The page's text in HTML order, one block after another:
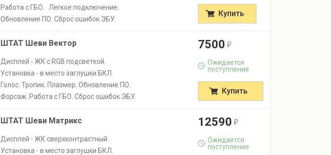
Работа с ГБО. Легкое подключение.
Обновление ПО. Сброс ошибок ЭБУ.
Купить
ШТАТ Шеви Вектор
Дисплей - ЖК с RGB подсветкой.
Установка - в место заглушки БКЛ.
Голос. Тропик. Плазмер. Обновление ПО.
Форсаж. Работа с ГБО. Сброс ошибок ЭБУ.
7500 r
Ожидается
поступление
Купить
ШТАТ Шеви Матрикс
Дисплей - ЖК сверхконтрастный.
Установка - в место заглушки БКЛ.
12590 r
Ожидается
поступление